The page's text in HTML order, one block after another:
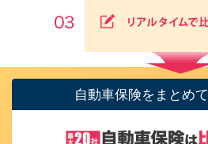
自動車保険をまとめ